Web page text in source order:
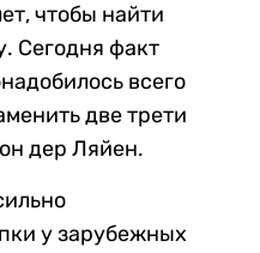
чтобы найти
Сегодня факт
всего
две трети
дер Ляйен.
у зарубежных